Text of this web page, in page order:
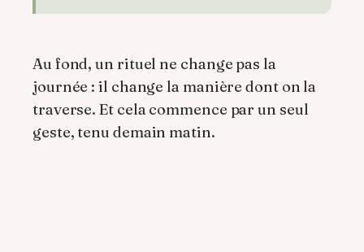
Au fond, un rituel ne change pas la
journée : il change la manière dont on la
traverse. Et cela commence par un seul
geste, tenu demain matin.